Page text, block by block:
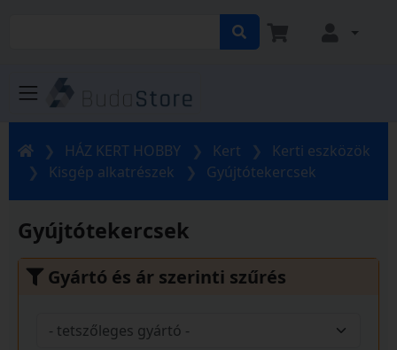
HÁZ KERT HOBBY Kert
Kerti eszközök
Kisgép alkatrészek
Gyújtótekercsek
Gyújtótekercsek
Gyártó és ár szerinti szűrés